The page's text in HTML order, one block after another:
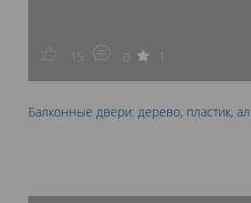
15 0 1
Балконные двери: дерево, пластик,